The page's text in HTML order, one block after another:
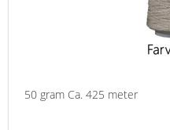
50 gram Ca. 425 meter